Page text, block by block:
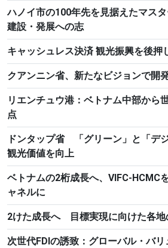
ハノイ市の100年先を見据えたマス
建設・発展への志
キャッシュレス決済 観光振興を後押
クアンニン省、新たなビジョンで開
リエンチュウ港：ベトナム中部から
点
ドンタップ省 「グリーン」と「デ
観光価値を向上
ベトナムの2桁成長へ、VIFC-HCMC
ャネルに
2けた成長へ 目標実現に向けた各地
次世代FDIの誘致：グローバル・バ